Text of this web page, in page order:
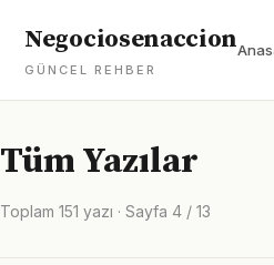
Negociosenaccion
GÜNCEL REHBER
Tüm Yazılar
Toplam 151 yazı · Sayfa 4 / 13